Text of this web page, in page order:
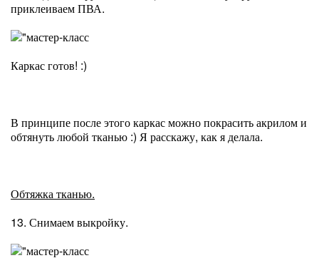
приклеиваем ПВА.
Каркас готов! :)
В принципе после этого каркас можно покрасить акрилом и
обтянуть любой тканью :) Я расскажу, как я делала.
Обтяжка тканью.
13. Снимаем выкройку.